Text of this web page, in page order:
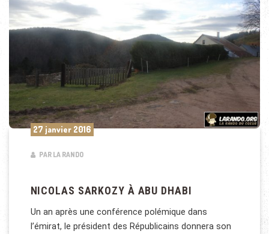
27 janvier 2016
PAR LA RANDO
NICOLAS SARKOZY À ABU DHABI
Un an après une conférence polémique dans
l’émirat, le président des Républicains donnera son